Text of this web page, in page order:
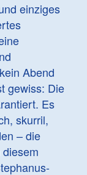
einziges
Abend
gewiss: Die
Es
skurril,
– die